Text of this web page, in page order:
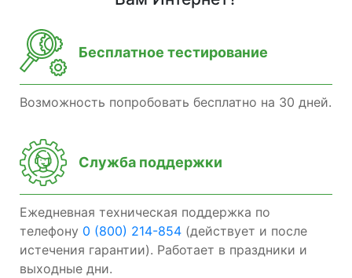
Бесплатное тестирование
Возможность попробовать бесплатно на 30 дней.
Служба поддержки
Ежедневная техническая поддержка по
телефону 0 (800) 214-854 (действует и после
истечения гарантии). Работает в праздники и
выходные дни.